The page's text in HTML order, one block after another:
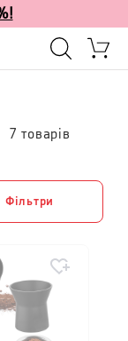
7 товарів
Фільтри